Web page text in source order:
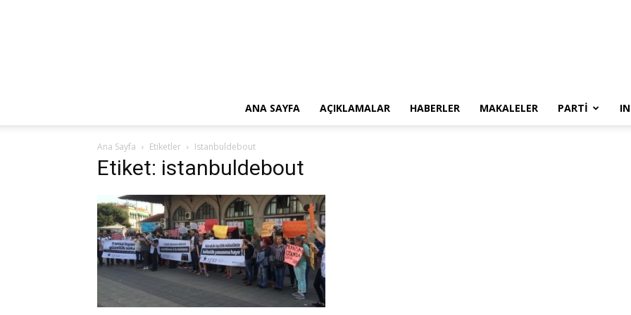
ANA SAYFA AÇIKLAMALAR HABERLER MAKALELER PARTI
Ana Sayfa Etiketler Istanbuldebout
Etiket: istanbuldebout